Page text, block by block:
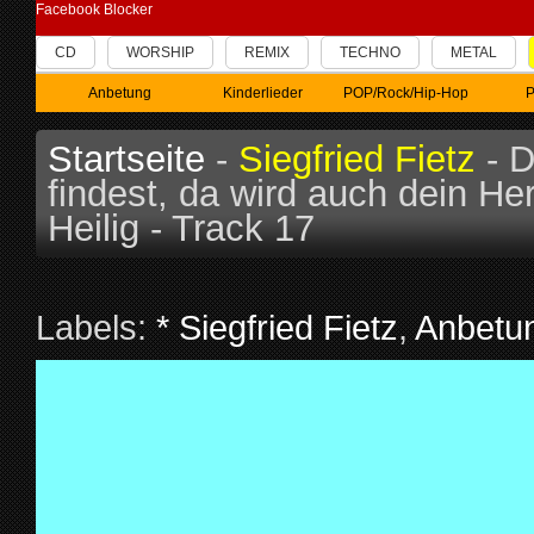
CD WORSHIP REMIX TECHNO METAL
Anbetung Kinderlieder POP/Rock/Hip-Hop
Facebook Blocker
Startseite - Siegfried Fietz -
findest, da wird auch dein
Heilig - Track 17
Labels:* Siegfried Fietz,